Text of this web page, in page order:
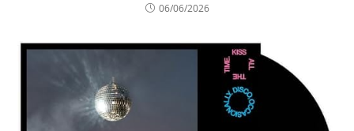
06/06/2026